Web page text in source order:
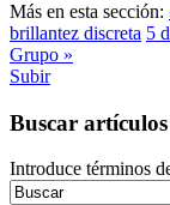
Más en esta sección:
brillantez discreta 5
Grupo »
Subir
Buscar
Introduce términos